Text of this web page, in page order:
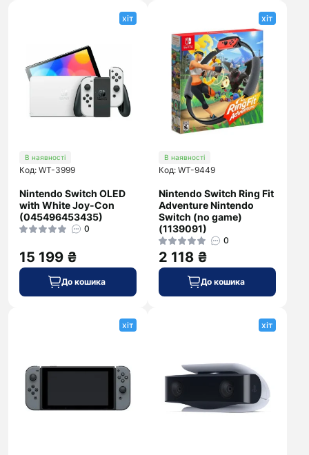
хіт
В наявності
Код: WT-3999
Nintendo Switch OLED
with White Joy-Con
(045496453435)
0
15 199 ₴
До кошика
хіт
В наявності
Код: WT-9449
Nintendo Switch Ring Fit
Adventure Nintendo
Switch (no game)
(1139091)
0
2 118 ₴
До кошика
хіт хіт